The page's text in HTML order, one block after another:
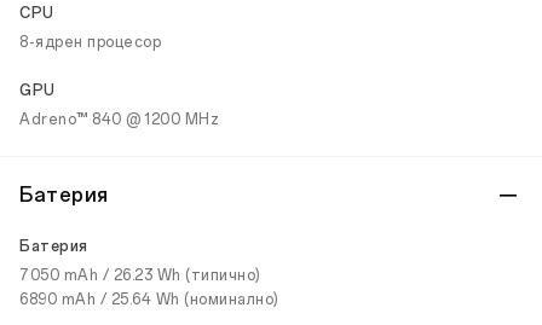
CPU
8-ядрен процесор
GPU
Adreno™ 840 @ 1200 MHz
Батерия
Батерия
7050 mAh / 26.23 Wh (типично)
6890 mAh / 25.64 Wh (номинално)